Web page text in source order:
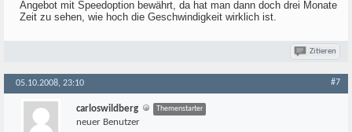
Angebot mit Speedoption bewährt, da hat man dann doch drei Monate
Zeit zu sehen, wie hoch die Geschwindigkeit wirklich ist.
Zitieren
05.10.2008, 23:10 #7
carloswildberg Themenstarter
neuer Benutzer